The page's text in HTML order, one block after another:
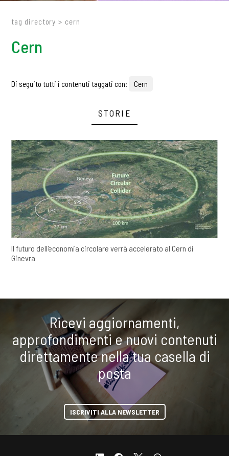
tag directory > cern
Cern
Di seguito tutti i contenuti taggati con: Cern
STORIE
Il futuro dell'economia circolare verrà accelerato al Cern di
Ginevra
Ricevi aggiornamenti,
approfondimenti e nuovi contenuti
direttamente nella tua casella di
posta
ISCRIVITI ALLA NEWSLETTER